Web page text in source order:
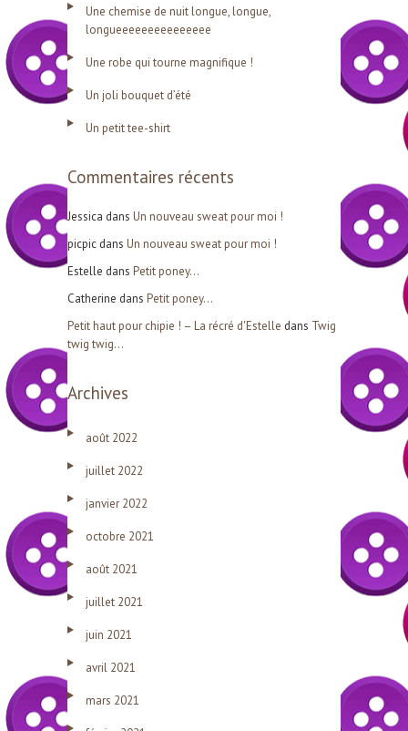
h
e
r
Une chemise de nuit longue, longue,
longueeeeeeeeeeeeeee
Une robe qui tourne magnifique !
Un joli bouquet d’été
Un petit tee-shirt
Commentaires récents
Jessica dans Un nouveau sweat pour moi !
picpic dans Un nouveau sweat pour moi !
Estelle dans Petit poney…
Catherine dans Petit poney…
Petit haut pour chipie ! – La récré d'Estelle dans Twig
twig twig…
Archives
août 2022
juillet 2022
janvier 2022
octobre 2021
août 2021
juillet 2021
juin 2021
avril 2021
mars 2021